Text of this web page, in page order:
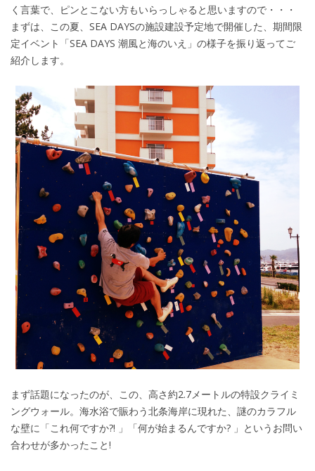
く言葉で、ピンとこない方もいらっしゃると思いますので・・・
まずは、この夏、SEA DAYSの施設建設予定地で開催した、期間限
定イベント「SEA DAYS 潮風と海のいえ」の様子を振り返ってご
紹介します。
まず話題になったのが、この、高さ約2.7メートルの特設クライミ
ングウォール。海水浴で賑わう北条海岸に現れた、謎のカラフル
な壁に「これ何ですか?! 」「何が始まるんですか? 」というお問い
合わせが多かったこと!